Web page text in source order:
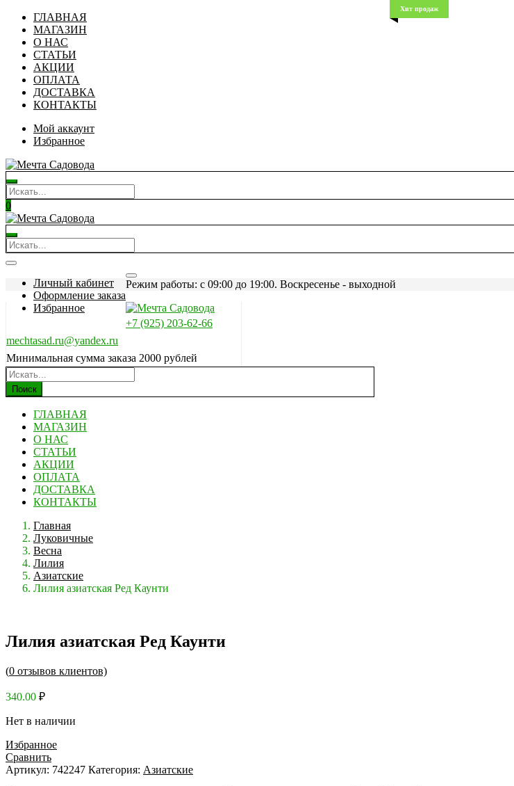
ГЛАВНАЯ
МАГАЗИН
О НАС
СТАТЬИ
АКЦИИ
ОПЛАТА
ДОСТАВКА
КОНТАКТЫ
Мой аккаунт
Избранное
0
Личный кабинет
Оформление заказа
Избранное
Режим работы: c 09:00 до 19:00. Воскресенье - выходной
+7 (925) 203-62-66
mechtasad.ru@yandex.ru
Минимальная сумма заказа 2000 рублей
Поиск
ГЛАВНАЯ
МАГАЗИН
О НАС
СТАТЬИ
АКЦИИ
ОПЛАТА
ДОСТАВКА
КОНТАКТЫ
Главная
Луковичные
Весна
Лилия
Азиатские
Лилия азиатская Ред Каунти
Хит продаж
Лилия азиатская Ред Каунти
(0 отзывов клиентов)
340.00 ₽
Нет в наличии
Избранное
Сравнить
Артикул: 742247 Категория: Азиатские